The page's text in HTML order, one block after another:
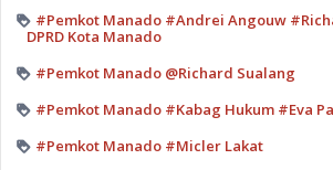
#Pemkot Manado #Andrei Angouw
DPRD Kota Manado
#Pemkot Manado @Richard Sualang
#Pemkot Manado #Kabag Hukum #Eva
#Pemkot Manado #Micler Lakat